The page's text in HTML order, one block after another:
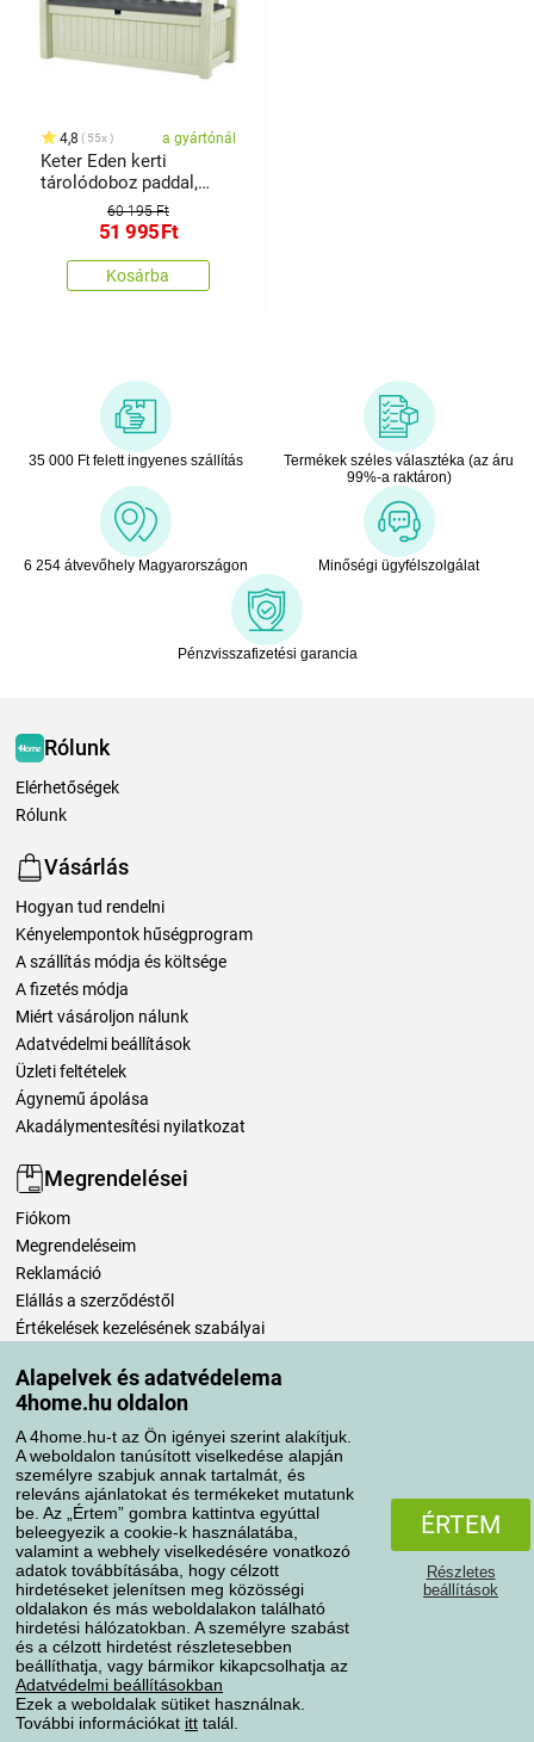
Alapelvek és adatvédelema
4home.hu oldalon
A 4home.hu-t az Ön igényei szerint alakítjuk.
A weboldalon tanúsított viselkedése alapján
személyre szabjuk annak tartalmát, és
releváns ajánlatokat és termékeket mutatunk
be. Az „Értem” gombra kattintva egyúttal
beleegyezik a cookie-k használatába,
valamint a webhely viselkedésére vonatkozó
adatok továbbításába, hogy célzott
hirdetéseket jelenítsen meg közösségi
oldalakon és más weboldalakon található
hirdetési hálózatokban. A személyre szabást
és a célzott hirdetést részletesebben
beállíthatja, vagy bármikor kikapcsolhatja az
Adatvédelmi beállításokban
Ezek a weboldalak sütiket használnak.
További információkat itt talál.
ÉRTEM
Részletes
beállítások
4,8 55x a gyártónál
Keter Eden kerti
tárolódoboz paddal,
bézs, 265 l, 140 x 60 x 84
60 195 Ft
51 995Ft
Kosárba
35 000 Ft felett ingyenes szállítás
Termékek széles választéka (az áru
99%-a raktáron)
6 254 átvevőhely Magyarországon Minőségi ügyfélszolgálat
Pénzvisszafizetési garancia
Rólunk
Elérhetőségek
Rólunk
Vásárlás
Hogyan tud rendelni
Kényelempontok hűségprogram
A szállítás módja és költsége
A fizetés módja
Miért vásároljon nálunk
Adatvédelmi beállítások
Üzleti feltételek
Ágynemű ápolása
Akadálymentesítési nyilatkozat
Megrendelései
Fiókom
Megrendeléseim
Reklamáció
Elállás a szerződéstől
Értékelések kezelésének szabályai
Szállítási módok
Fizetési módok
AdatvédelemSüti szabályzat
Minden jog fenntartva © 2004-2026 4home, a.s.